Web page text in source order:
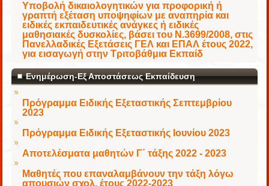
Υποβολή δικαιολογητικών για προφορική ή
γραπτή εξέταση υποψηφίων με αναπηρία και
ειδικές εκπαιδευτικές ανάγκες ή ειδικές
μαθησιακές δυσκολίες, βάσει του Ν.3699/2008, στις
Πανελλαδικές Εξετάσεις ΓΕΛ και ΕΠΑΛ έτους 2022,
για εισαγωγή στην Τριτοβάθμια Εκπαίδ
Ενημέρωση-Εξ Αποστάσεως Εκπαίδευση
Πρόγραμμα Ειδικής Εξεταστικής Σεπτεμβρίου
2023
Πρόγραμμα Ειδικής Εξεταστικής Ιουνίου 2023
Αποτελέσματα μαθητών Γ΄ τάξης 2022 - 2023
Μαθητές που επαναλαμβάνουν την τάξη λόγω
απουσιών σχολ. έτους 2022-2023